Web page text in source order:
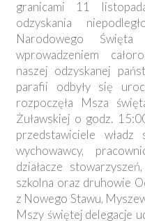
Kolegiacka
Duszpasterze
Polecane
strony
Małoletnich
granicami 11
odzyskania
Narodowego
wprowadzeniem
naszej odzyskanej
parafii odbyły się
rozpoczęła Msza
Żuławskiej o godz.
przedstawiciele władz
wychowawcy,
działacze
szkolna oraz druhowie
z Nowego Stawu,
Mszy świętej delegacje